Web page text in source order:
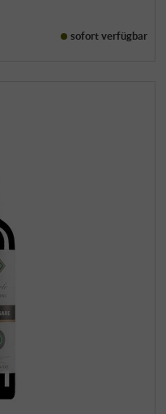
sofort verfügbar